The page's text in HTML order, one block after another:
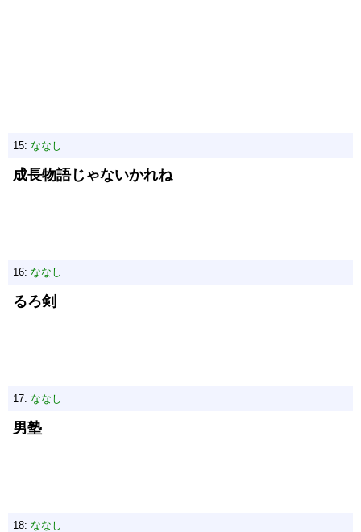
15: ななし
成長物語じゃないかれね
16: ななし
るろ剣
17: ななし
男塾
18: ななし